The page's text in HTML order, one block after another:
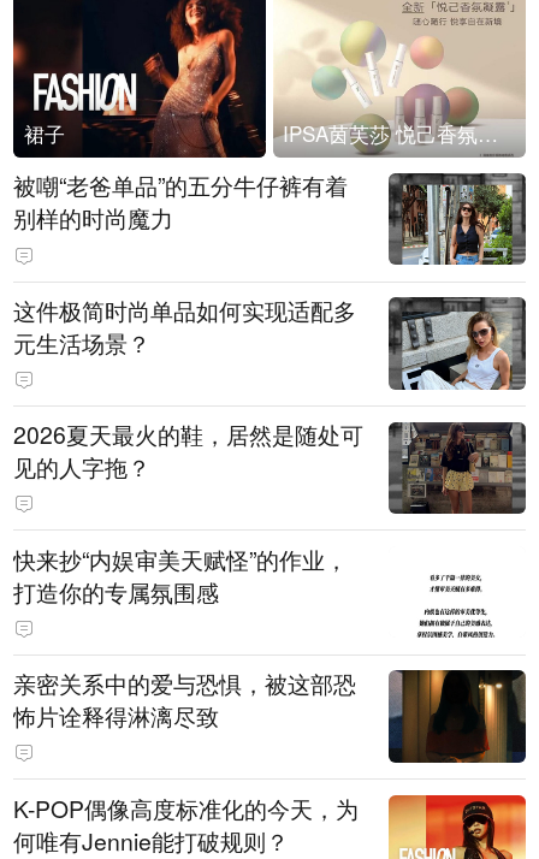
裙子 IPSA茵芙莎 悦己香氛凝露上市
被嘲“老爸单品”的五分牛仔裤有着
别样的时尚魔力
这件极简时尚单品如何实现适配多
元生活场景？
2026夏天最火的鞋，居然是随处可
见的人字拖？
快来抄“内娱审美天赋怪”的作业，
打造你的专属氛围感
亲密关系中的爱与恐惧，被这部恐
怖片诠释得淋漓尽致
K-POP偶像高度标准化的今天，为
何唯有Jennie能打破规则？